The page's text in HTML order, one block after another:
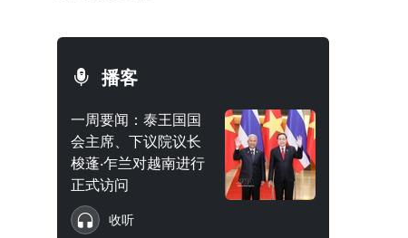
播客
一周要闻：泰王国国
会主席、下议院议长
梭蓬·乍兰对越南进行
正式访问
收听